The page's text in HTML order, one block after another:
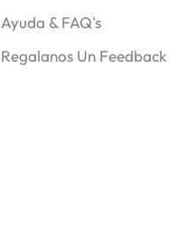
Ayuda & FAQ's
Regalanos Un Feedback